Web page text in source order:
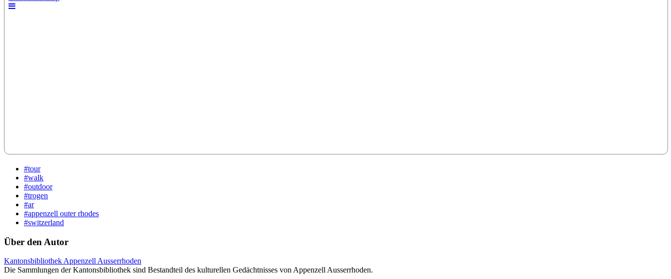
#tour
#walk
#outdoor
#trogen
#ar
#appenzell outer rhodes
#switzerland
Über den Autor
Kantonsbibliothek Appenzell Ausserrhoden
Die Sammlungen der Kantonsbibliothek sind Bestandteil des kulturellen Gedächtnisses von Appenzell Ausserrhoden.